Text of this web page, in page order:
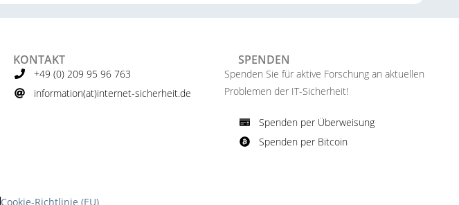
KONTAKT
+49 (0) 209 95 96 763
information(at)internet-sicherheit.de ​
SPENDEN
Spenden Sie für aktive Forschung an aktuellen
Problemen der IT-Sicherheit!​
Spenden per Überweisung​
Spenden per Bitcoin​
Cookie-Richtlinie (EU)